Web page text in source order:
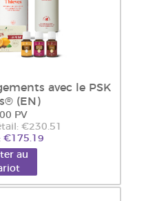
avec le PSK
(EN)
PV
€230.51
€175.19
au